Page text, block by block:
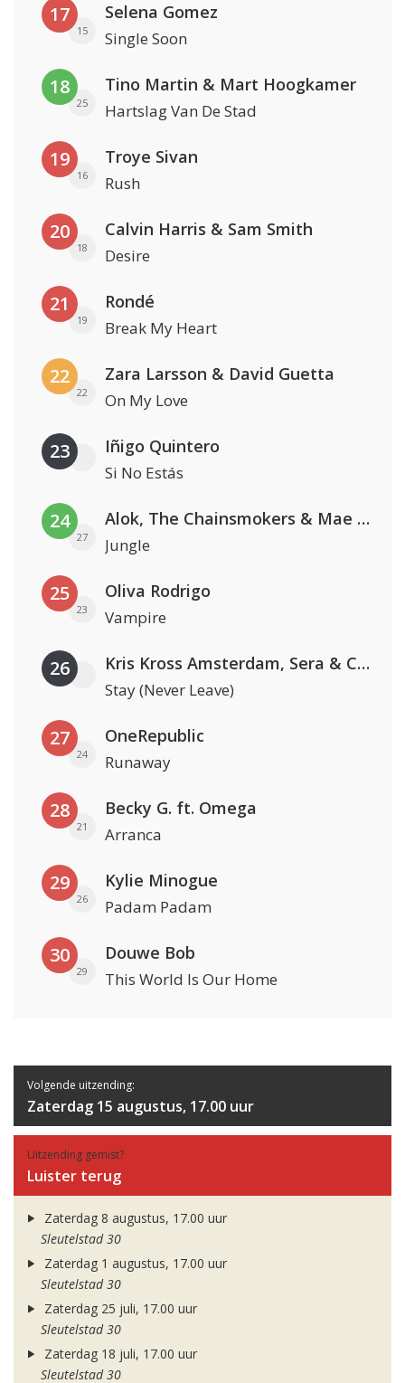
17
15
Selena Gomez
Single Soon
18
25
Tino Martin & Mart Hoogkamer
Hartslag Van De Stad
19
16
Troye Sivan
Rush
20
18
Calvin Harris & Sam Smith
Desire
21
19
Rondé
Break My Heart
22
22
Zara Larsson & David Guetta
On My Love
23 Iñigo Quintero
Si No Estás
24
27
Alok, The Chainsmokers & Mae Stephens
Jungle
25
23
Oliva Rodrigo
Vampire
26 Kris Kross Amsterdam, Sera & Conor Maynard
Stay (Never Leave)
27
24
OneRepublic
Runaway
28
21
Becky G. ft. Omega
Arranca
29
26
Kylie Minogue
Padam Padam
30
29
Douwe Bob
This World Is Our Home
Volgende uitzending:
Zaterdag 15 augustus, 17.00 uur
Uitzending gemist?
Luister terug
Zaterdag 8 augustus, 17.00 uur
Sleutelstad 30
Zaterdag 1 augustus, 17.00 uur
Sleutelstad 30
Zaterdag 25 juli, 17.00 uur
Sleutelstad 30
Zaterdag 18 juli, 17.00 uur
Sleutelstad 30